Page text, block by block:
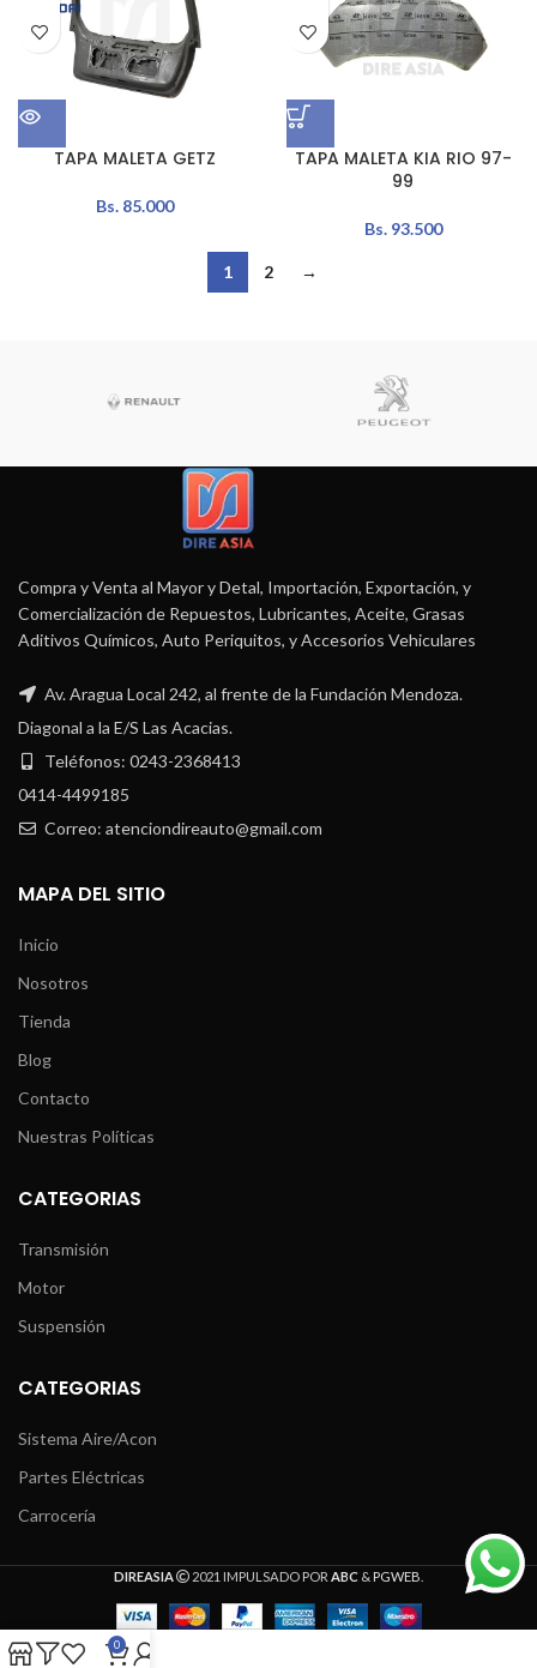
TAPA MALETA GETZ
Bs.85.000
TAPA MALETA KIA RIO 97-
99
Bs.93.500
1 2 →
Compra y Venta al Mayor y Detal, Importación, Exportación, y
Comercialización de Repuestos, Lubricantes, Aceite, Grasas
Aditivos Químicos, Auto Periquitos, y Accesorios Vehiculares
Av. Aragua Local 242, al frente de la Fundación Mendoza.
Diagonal a la E/S Las Acacias.
Teléfonos: 0243-2368413
0414-4499185
Correo: atenciondireauto@gmail.com
MAPA DEL SITIO
Inicio
Nosotros
Tienda
Blog
Contacto
Nuestras Políticas
CATEGORIAS
Transmisión
Motor
Suspensión
CATEGORIAS
Sistema Aire/Acon
Partes Eléctricas
Carrocería
DIREASIA 2021 IMPULSADO POR ABC &PGWEB
0